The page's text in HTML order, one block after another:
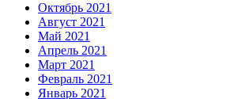
Октябрь 2021
Август 2021
Май 2021
Апрель 2021
Март 2021
Февраль 2021
Январь 2021